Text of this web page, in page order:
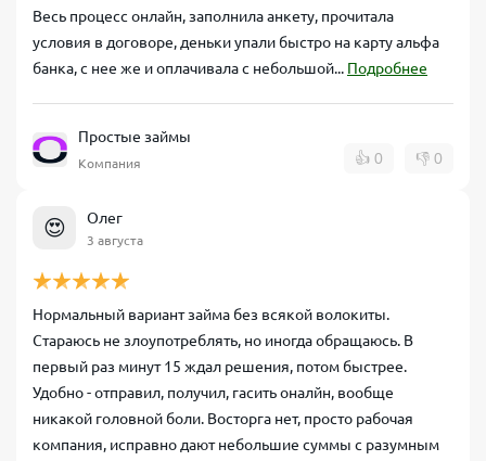
Весь процесс онлайн, заполнила анкету, прочитала
условия в договоре, деньки упали быстро на карту альфа
банка, с нее же и оплачивала с небольшой... Подробнее
Простые займы
Компания 👍 0 👎 0
😍 Олег
3 августа
Нормальный вариант займа без всякой волокиты.
Стараюсь не злоупотреблять, но иногда обращаюсь. В
первый раз минут 15 ждал решения, потом быстрее.
Удобно - отправил, получил, гасить оналйн, вообще
никакой головной боли. Восторга нет, просто рабочая
компания, исправно дают небольшие суммы с разумным